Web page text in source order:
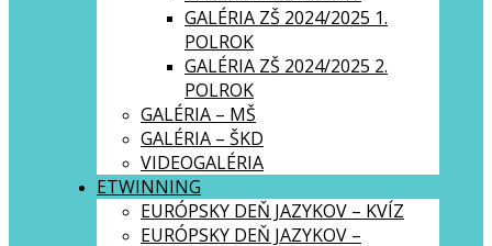
GALÉRIA ZŠ 2024/2025 1.
POLROK
GALÉRIA ZŠ 2024/2025 2.
POLROK
GALÉRIA – MŠ
GALÉRIA – ŠKD
VIDEOGALÉRIA
ETWINNING
EURÓPSKY DEŇ JAZYKOV – KVÍZ
EURÓPSKY DEŇ JAZYKOV –